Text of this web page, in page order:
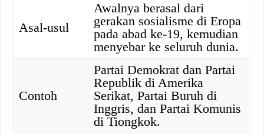
Asal-usul
Awalnya berasal dari
gerakan sosialisme di Eropa
pada abad ke-19, kemudian
menyebar ke seluruh dunia.
Contoh
Partai Demokrat dan Partai
Republik di Amerika
Serikat, Partai Buruh di
Inggris, dan Partai Komunis
di Tiongkok.